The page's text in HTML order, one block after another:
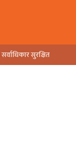
सर्वाधिकार सुरक्षित